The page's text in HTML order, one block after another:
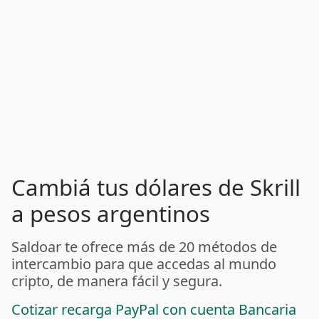
Cambiá tus dólares de Skrill
a pesos argentinos
Saldoar te ofrece más de 20 métodos de
intercambio para que accedas al mundo
cripto, de manera fácil y segura.
Cotizar recarga PayPal con cuenta Bancaria